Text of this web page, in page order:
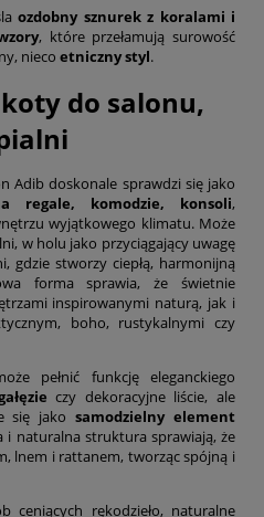
ozdobny sznurek z koralami i
, które przełamują surowość
nieco etniczny styl.
do salonu,
Adib doskonale sprawdzi się jako
regale, komodzie, konsoli,
wyjątkowego klimatu. Może
w holu jako przyciągający uwagę
gdzie stworzy ciepłą, harmonijną
forma sprawia, że świetnie
inspirowanymi naturą, jak i
boho, rustykalnymi czy
pełnić funkcję eleganckiego
czy dekoracyjne liście, ale
się jakosamodzielny element
i naturalna struktura sprawiają, że
lnem i rattanem, tworząc spójną i
ceniących rękodzieło, naturalne